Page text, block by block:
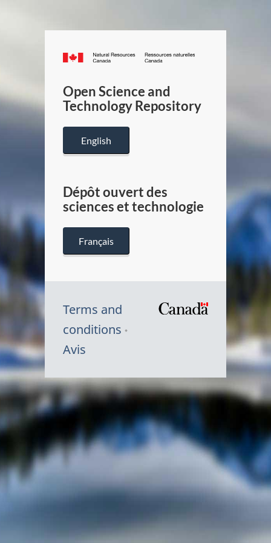
Canada.ca
/
Canada
Open Science and
Technology Repository
English
Dépôt ouvert des
sciences et technologie
Français
Terms and
conditions
Avis
Symbole
du
Canada